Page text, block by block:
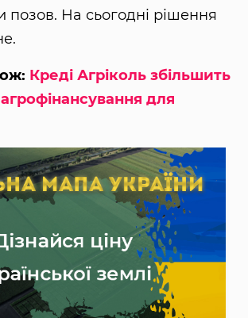
На сьогодні рішення
Креді Агріколь збільшить
для